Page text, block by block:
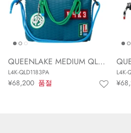
QUEENLAKE MEDIUM QLD-1183PA
L4K-QLD1183PA
¥68,200 품절
L4K-